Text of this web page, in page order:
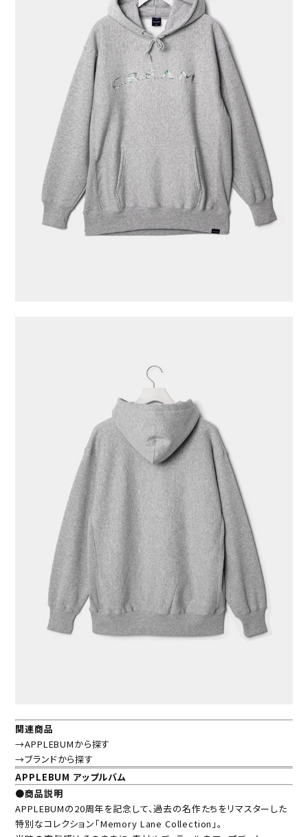
関連商品
→APPLEBUMから探す
→ブランドから探す
APPLEBUM アップルバム
●商品説明
APPLEBUMの20周年を記念して、過去の名作たちをリマスターした
特別なコレクション「Memory Lane Collection」。